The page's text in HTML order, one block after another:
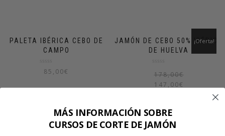
PALETA IBÉRICA CEBO DE
CAMPO
Valorado
en
de
85,00€
JAMÓN DE CEBO 50% IBÉRICO
DE HUELVA
en
0
de
¡Oferta!
178,00€
147,00€
MÁS INFORMACIÓN SOBRE
CURSOS DE CORTE DE JAMÓN